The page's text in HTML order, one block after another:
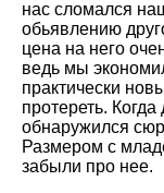
нас сломался
обьявлению
цена на него
ведь мы
практически
протереть.
обнаружился
Размером с
забыли про нее.